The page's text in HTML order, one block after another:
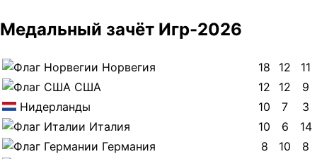
Медальный зачёт Игр-2026
Норвегия 18 12
11
США
12 12
9
Нидерланды
10 7
3
Италия
10 6
14
Германия
8 10
8